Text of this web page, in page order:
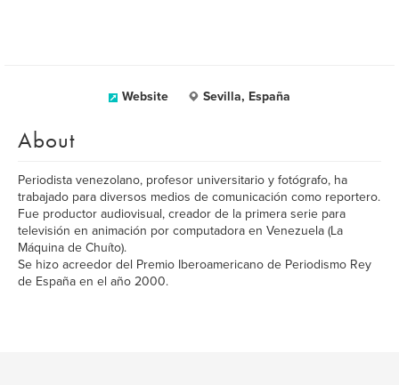
Website Sevilla, España
About
Periodista venezolano, profesor universitario y fotógrafo, ha
trabajado para diversos medios de comunicación como reportero.
Fue productor audiovisual, creador de la primera serie para
televisión en animación por computadora en Venezuela (La
Máquina de Chuíto).
Se hizo acreedor del Premio Iberoamericano de Periodismo Rey
de España en el año 2000.